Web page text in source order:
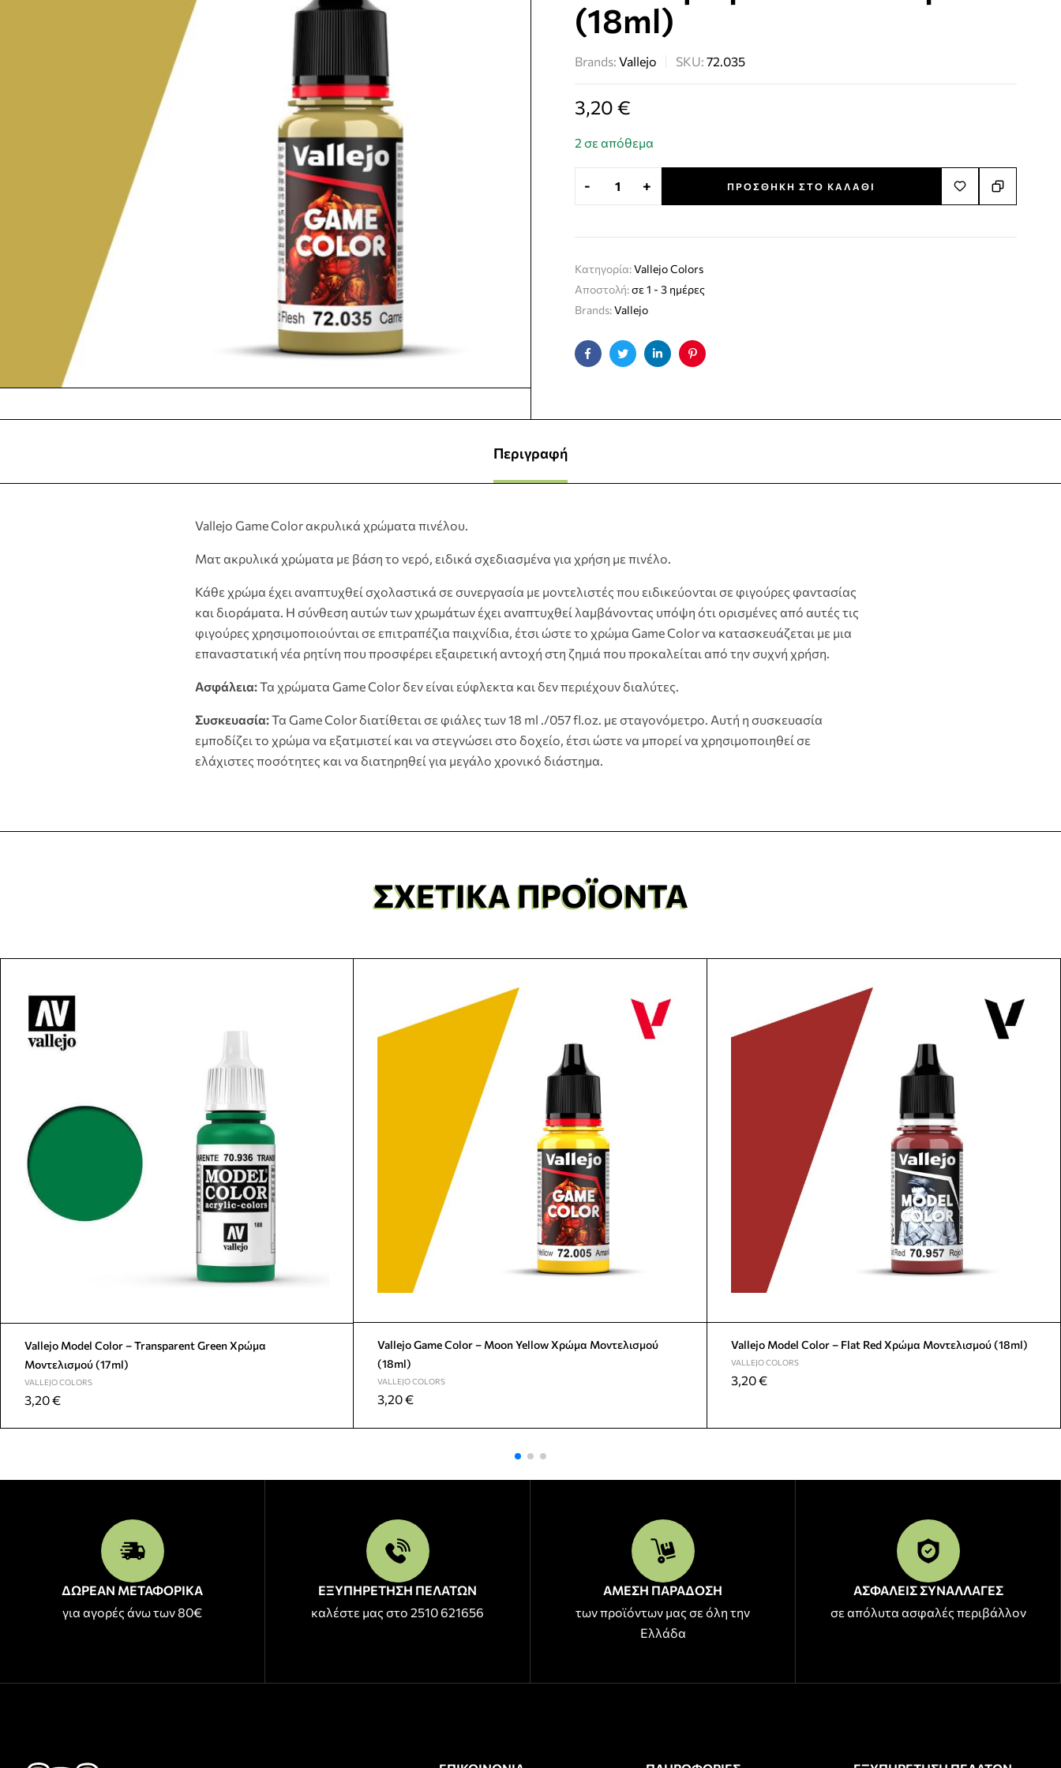
(18ml)
Brands: Vallejo SKU: 72.035
3,20 €
2 σε απόθεμα
- + ΠΡΟΣΘΉΚΗ ΣΤΟ ΚΑΛΆΘΙ
Κατηγορία:Vallejo Colors
Αποστολή:σε 1 - 3 ημέρες
Brands:Vallejo
FacebookTwitterLinkedinPinterest
Περιγραφή
Vallejo Game Color ακρυλικά χρώματα πινέλου.
Ματ ακρυλικά χρώματα με βάση το νερό, ειδικά σχεδιασμένα για χρήση με πινέλο.
Κάθε χρώμα έχει αναπτυχθεί σχολαστικά σε συνεργασία με μοντελιστές που ειδικεύονται σε φιγούρες φαντασίας
και διοράματα. Η σύνθεση αυτών των χρωμάτων έχει αναπτυχθεί λαμβάνοντας υπόψη ότι ορισμένες από αυτές τις
φιγούρες χρησιμοποιούνται σε επιτραπέζια παιχνίδια, έτσι ώστε το χρώμα Game Color να κατασκευάζεται με μια
επαναστατική νέα ρητίνη που προσφέρει εξαιρετική αντοχή στη ζημιά που προκαλείται από την συχνή χρήση.
Ασφάλεια:Τα χρώματα Game Color δεν είναι εύφλεκτα και δεν περιέχουν διαλύτες.
Συσκευασία:Τα Game Color διατίθεται σε φιάλες των 18 ml ./057 fl.oz. με σταγονόμετρο. Αυτή η συσκευασία
εμποδίζει το χρώμα να εξατμιστεί και να στεγνώσει στο δοχείο, έτσι ώστε να μπορεί να χρησιμοποιηθεί σε
ελάχιστες ποσότητες και να διατηρηθεί για μεγάλο χρονικό διάστημα.
ΣΧΕΤΙΚΆ ΠΡΟΪΌΝΤΑ
Vallejo Model Color – Transparent Green Χρώμα
Μοντελισμού (17ml)
VALLEJO COLORS
3,20€
Vallejo Game Color – Moon Yellow Χρώμα Μοντελισμού
(18ml)
VALLEJO COLORS
3,20€
Vallejo Model Color – Flat Red Χρώμα Μοντελισμού (18ml)
VALLEJO COLORS
3,20€
ΔΩΡΕΑΝ ΜΕΤΑΦΟΡΙΚΑ
για αγορές άνω των 80€
ΕΞΥΠΗΡΕΤΗΣΗ ΠΕΛΑΤΩΝ
καλέστε μας στο 2510 621656
ΑΜΕΣΗ ΠΑΡΑΔΟΣΗ
των προϊόντων μας σε όλη την
Ελλάδα
ΑΣΦΑΛΕΙΣ ΣΥΝΑΛΛΑΓΕΣ
σε απόλυτα ασφαλές περιβάλλον